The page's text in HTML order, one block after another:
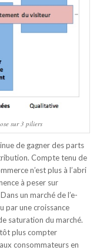
sur 3 piliers
de gagner des parts
Compte tenu de
n’est plus à l’abri
à peser sur
un marché de l’e-
par une croissance
saturation du marché.
plus compter
consommateurs en